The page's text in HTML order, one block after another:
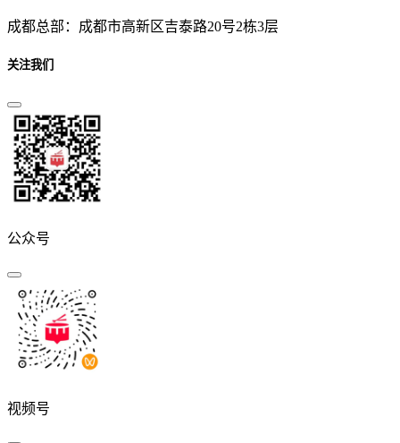
成都总部：成都市高新区吉泰路20号2栋3层
关注我们
公众号
视频号